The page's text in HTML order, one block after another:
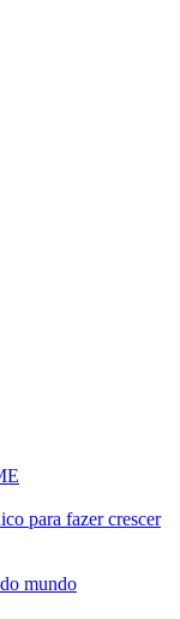
para fazer crescer
mundo